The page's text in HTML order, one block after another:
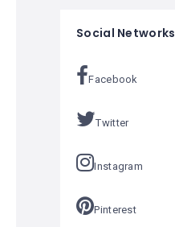
Social Networks
Facebook
Twitter
Instagram
Pinterest